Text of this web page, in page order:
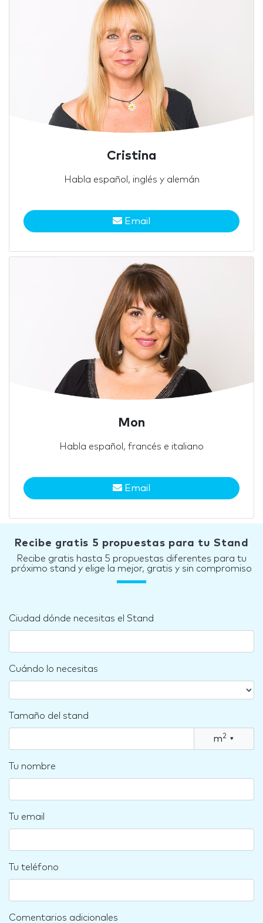
Cristina
Habla español, inglés y alemán
Email
Mon
Habla español, francés e italiano
Email
Recibe gratis 5 propuestas para tu Stand
Recibe gratis hasta 5 propuestas diferentes para tu
próximo stand y elige la mejor, gratis y sin compromiso
Ciudad dónde necesitas el Stand
Cuándo lo necesitas
Tamaño del stand
m2 ▾
Tu nombre
Tu email
Tu teléfono
Comentarios adicionales